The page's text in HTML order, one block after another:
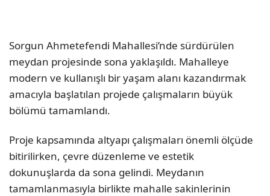
Sorgun Ahmetefendi Mahallesi’nde sürdürülen
meydan projesinde sona yaklaşıldı. Mahalleye
modern ve kullanışlı bir yaşam alanı kazandırmak
amacıyla başlatılan projede çalışmaların büyük
bölümü tamamlandı.
Proje kapsamında altyapı çalışmaları önemli ölçüde
bitirilirken, çevre düzenleme ve estetik
dokunuşlarda da sona gelindi. Meydanın
tamamlanmasıyla birlikte mahalle sakinlerinin